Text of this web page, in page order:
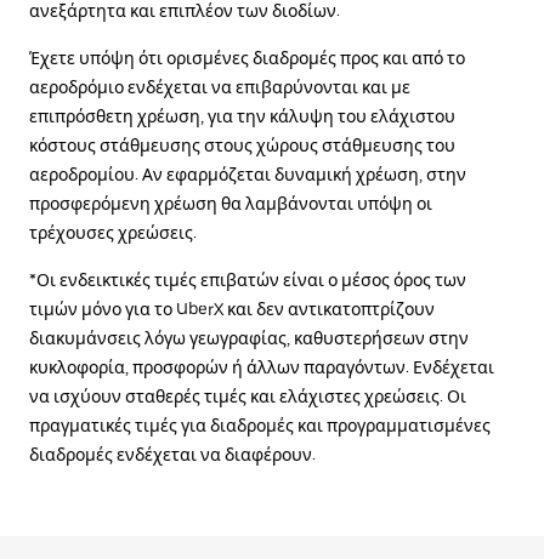
ανεξάρτητα και επιπλέον των διοδίων.
Έχετε υπόψη ότι ορισμένες διαδρομές προς και από το
αεροδρόμιο ενδέχεται να επιβαρύνονται και με
επιπρόσθετη χρέωση, για την κάλυψη του ελάχιστου
κόστους στάθμευσης στους χώρους στάθμευσης του
αεροδρομίου. Αν εφαρμόζεται δυναμική χρέωση, στην
προσφερόμενη χρέωση θα λαμβάνονται υπόψη οι
τρέχουσες χρεώσεις.
*Οι ενδεικτικές τιμές επιβατών είναι ο μέσος όρος των
τιμών μόνο για το UberX και δεν αντικατοπτρίζουν
διακυμάνσεις λόγω γεωγραφίας, καθυστερήσεων στην
κυκλοφορία, προσφορών ή άλλων παραγόντων. Ενδέχεται
να ισχύουν σταθερές τιμές και ελάχιστες χρεώσεις. Οι
πραγματικές τιμές για διαδρομές και προγραμματισμένες
διαδρομές ενδέχεται να διαφέρουν.